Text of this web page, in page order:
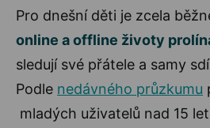
Pro dnešní děti je zcela
online a offline životy
sledují své přátele a samy
Podle nedávného průzkumu
mladých uživatelů nad 15